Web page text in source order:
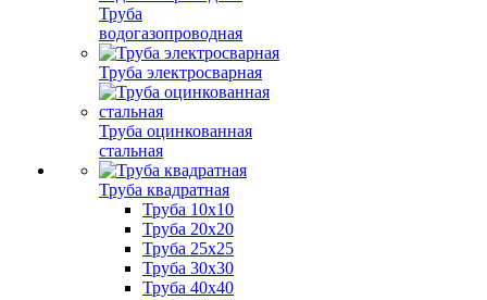
Труба
водогазопроводная
Труба электросварная
Труба оцинкованная
стальная
Труба квадратная
Труба 10x10
Труба 20x20
Труба 25x25
Труба 30x30
Труба 40x40